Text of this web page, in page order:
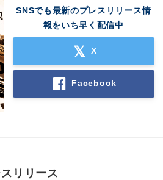
SNSでも最新のプレスリリース情
報をいち早く配信中
X
Facebook
リリース